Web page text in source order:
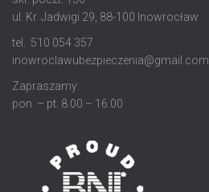
ul. Kr. Jadwigi 29, 88-100 Inowrocław
tel. 510 054 357
inowroclawubezpieczenia@gmail.com
Zapraszamy:
pon. – pt. 8.00 – 16.00